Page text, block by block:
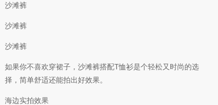
沙滩裤
沙滩裤
沙滩裤
如果你不喜欢穿裙子，沙滩裤搭配T恤衫是个轻松又时尚的选
择，简单舒适还能拍出好效果。
海边实拍效果